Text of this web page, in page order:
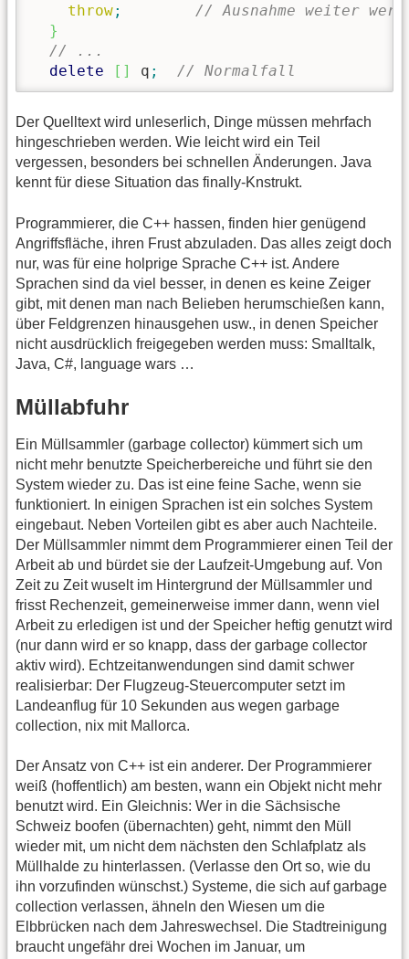
throw;
// Ausnahme weiter
}
// ...
delete
[ ] q ; // Normalfall
Der Quelltext wird unleserlich, Dinge müssen mehrfach
hingeschrieben werden. Wie leicht wird ein Teil
vergessen, besonders bei schnellen Änderungen. Java
kennt für diese Situation das finally-Knstrukt.
Programmierer, die C++ hassen, finden hier genügend
Angriffsfläche, ihren Frust abzuladen. Das alles zeigt doch
nur, was für eine holprige Sprache C++ ist. Andere
Sprachen sind da viel besser, in denen es keine Zeiger
gibt, mit denen man nach Belieben herumschießen kann,
über Feldgrenzen hinausgehen usw., in denen Speicher
nicht ausdrücklich freigegeben werden muss: Smalltalk,
Java, C#, language wars …
Müllabfuhr
Ein Müllsammler (garbage collector) kümmert sich um
nicht mehr benutzte Speicherbereiche und führt sie den
System wieder zu. Das ist eine feine Sache, wenn sie
funktioniert. In einigen Sprachen ist ein solches System
eingebaut. Neben Vorteilen gibt es aber auch Nachteile.
Der Müllsammler nimmt dem Programmierer einen Teil der
Arbeit ab und bürdet sie der Laufzeit-Umgebung auf. Von
Zeit zu Zeit wuselt im Hintergrund der Müllsammler und
frisst Rechenzeit, gemeinerweise immer dann, wenn viel
Arbeit zu erledigen ist und der Speicher heftig genutzt wird
(nur dann wird er so knapp, dass der garbage collector
aktiv wird). Echtzeitanwendungen sind damit schwer
realisierbar: Der Flugzeug-Steuercomputer setzt im
Landeanflug für 10 Sekunden aus wegen garbage
collection, nix mit Mallorca.
Der Ansatz von C++ ist ein anderer. Der Programmierer
weiß (hoffentlich) am besten, wann ein Objekt nicht mehr
benutzt wird. Ein Gleichnis: Wer in die Sächsische
Schweiz boofen (übernachten) geht, nimmt den Müll
wieder mit, um nicht dem nächsten den Schlafplatz als
Müllhalde zu hinterlassen. (Verlasse den Ort so, wie du
ihn vorzufinden wünschst.) Systeme, die sich auf garbage
collection verlassen, ähneln den Wiesen um die
Elbbrücken nach dem Jahreswechsel. Die Stadtreinigung
braucht ungefähr drei Wochen im Januar, um